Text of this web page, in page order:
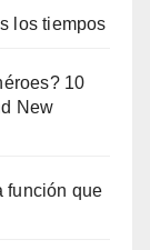
los tiempos
10
New
función que